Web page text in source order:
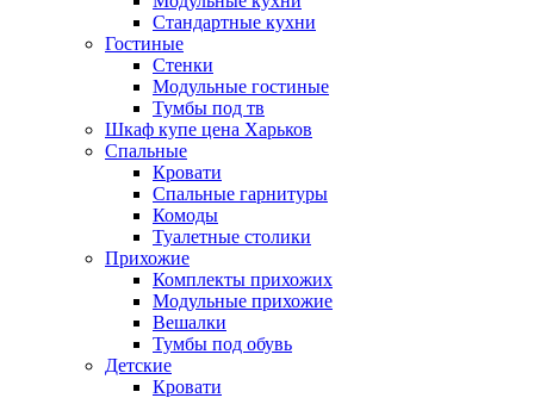
Стандартные кухни
Гостиные
Стенки
Модульные гостиные
Тумбы под тв
Шкаф купе цена Харьков
Спальные
Кровати
Спальные гарнитуры
Комоды
Туалетные столики
Прихожие
Комплекты прихожих
Модульные прихожие
Вешалки
Тумбы под обувь
Детские
Кровати